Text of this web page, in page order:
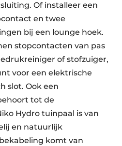
Of installeer een
en twee
bij een lounge hoek.
stopcontacten van pas
of stofzuiger,
voor een elektrische
slot. Ook een
tot de
Hydro tuinpaal is van
en natuurlijk
komt van